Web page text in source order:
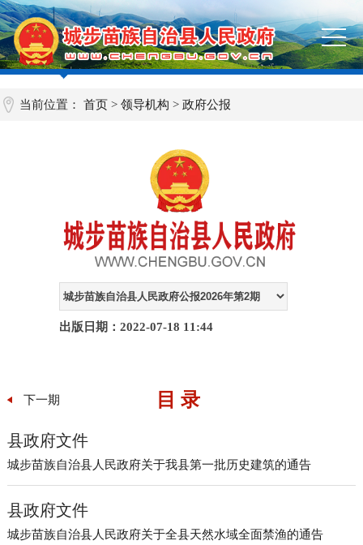
当前位置：首页 >领导机构 >政府公报
出版日期：2022-07-18 11:44
下一期 目 录
县政府文件
城步苗族自治县人民政府关于我县第一批历史建筑的通告
县政府文件
城步苗族自治县人民政府关于全县天然水域全面禁渔的通告